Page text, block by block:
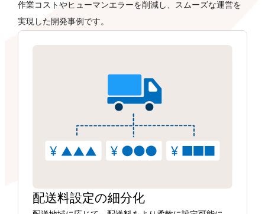
作業コストやヒューマンエラーを削減し、スムーズな運営を
実現した開発事例です。
配送料設定の細分化